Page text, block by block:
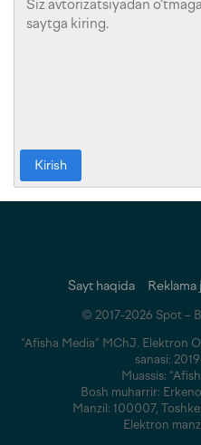
Kirish
Sayt haqida
© 2017-2026 Spot –
“Afisha Media” MChJ. Elektron
sanasi:
Muassis:
Bosh muharrir:
Manzil: 100007,
Elektron